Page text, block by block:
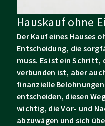
Hauskauf ohne
Der Kauf eines Hauses
Entscheidung, die
muss. Es ist ein Schritt,
verbunden ist, aber
finanzielle
entscheiden, diesen
wichtig, die Vor- und
abzuwägen und sich